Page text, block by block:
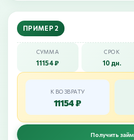
ПРИМЕР 2
СУММА
11154 ₽
СРОК
10 дн.
К ВОЗВРАТУ
11154 ₽
Получить займ